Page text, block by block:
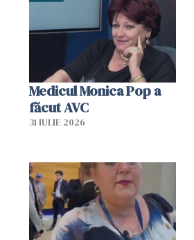
Medicul Monica Pop a
făcut AVC
31 IULIE 2026